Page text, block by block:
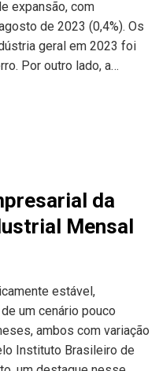
expansão, com
de 2023 (0,4%). Os
geral em 2023 foi
Por outro lado, a…
da
Mensal
estável,
um cenário pouco
ambos com variação
Instituto Brasileiro de